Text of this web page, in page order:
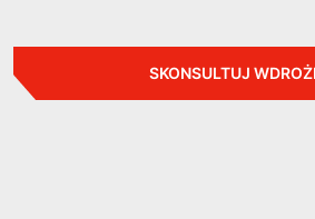
SKONSULTUJ